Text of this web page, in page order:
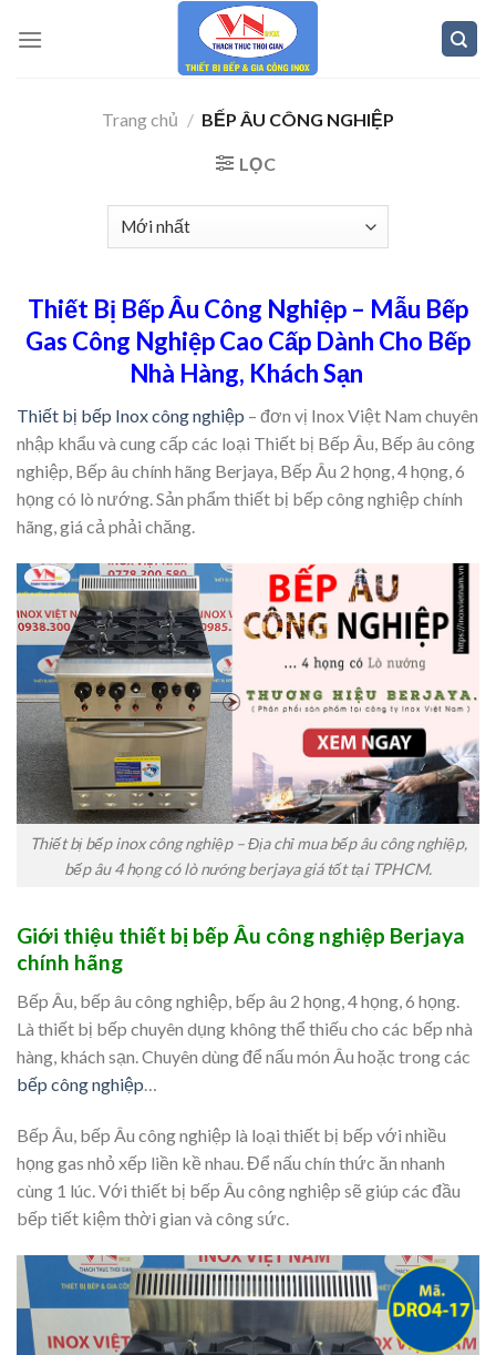
Trang chủ / BẾP ÂU CÔNG NGHIỆP
LỌC
Thiết Bị Bếp Âu Công Nghiệp – Mẫu Bếp
Gas Công Nghiệp Cao Cấp Dành Cho Bếp
Nhà Hàng, Khách Sạn
Thiết bị bếp Inox công nghiệp – đơn vị Inox Việt Nam chuyên
nhập khẩu và cung cấp các loại Thiết bị Bếp Âu, Bếp âu công
nghiệp, Bếp âu chính hãng Berjaya, Bếp Âu 2 họng, 4 họng, 6
họng có lò nướng. Sản phẩm thiết bị bếp công nghiệp chính
hãng, giá cả phải chăng.
Thiết bị bếp inox công nghiệp – Địa chỉ mua bếp âu công nghiệp,
bếp âu 4 họng có lò nướng berjaya giá tốt tại TPHCM.
Giới thiệu thiết bị bếp Âu công nghiệp Berjaya
chính hãng
Bếp Âu, bếp âu công nghiệp, bếp âu 2 họng, 4 họng, 6 họng.
Là thiết bị bếp chuyên dụng không thể thiếu cho các bếp nhà
hàng, khách sạn. Chuyên dùng để nấu món Âu hoặc trong các
bếp công nghiệp…
Bếp Âu, bếp Âu công nghiệp là loại thiết bị bếp với nhiều
họng gas nhỏ xếp liền kề nhau. Để nấu chín thức ăn nhanh
cùng 1 lúc. Với thiết bị bếp Âu công nghiệp sẽ giúp các đầu
bếp tiết kiệm thời gian và công sức.